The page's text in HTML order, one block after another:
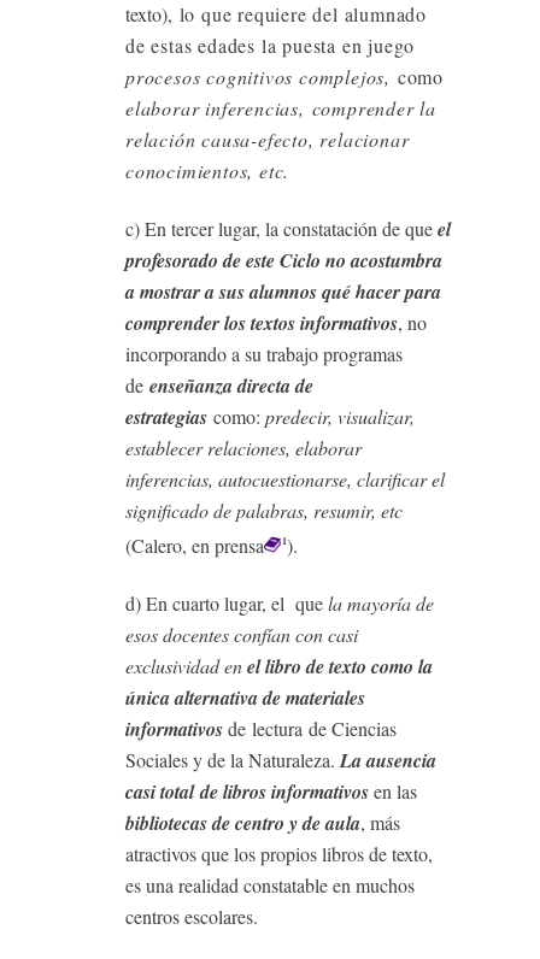
texto), lo que requiere del alumnado
de estas edades la puesta en juego
procesos cognitivos complejos, como
elaborar inferencias, comprender la
relación causa-efecto, relacionar
conocimientos, etc.
c) En tercer lugar, la constatación de queel
profesorado de este Ciclo no acostumbra
a mostrar a sus alumnos qué hacer para
comprender los textos informativos, no
incorporando a su trabajo programas
de enseñanza directa de
estrategias como: predecir, visualizar,
establecer relaciones, elaborar
inferencias, autocuestionarse, clarificar el
significado de palabras, resumir, etc
(Calero, en prensa
1).
d) En cuarto lugar, el quela mayoría de
esos docentes confían con casi
exclusividad enel libro de texto como la
única alternativa de materiales
informativosde lectura de Ciencias
Sociales y de la Naturaleza. La ausencia
casi totalde libros informativosen las
bibliotecas de centro y de aula, más
atractivos que los propios libros de texto,
es una realidad constatable en muchos
centros escolares.